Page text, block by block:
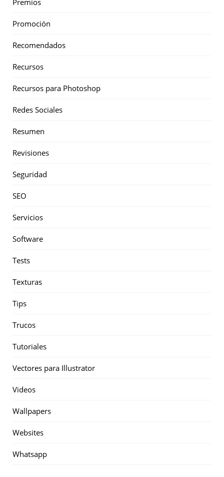
Premios
Promoción
Recomendados
Recursos
Recursos para Photoshop
Redes Sociales
Resumen
Revisiones
Seguridad
SEO
Servicios
Software
Tests
Texturas
Tips
Trucos
Tutoriales
Vectores para Illustrator
Videos
Wallpapers
Websites
Whatsapp